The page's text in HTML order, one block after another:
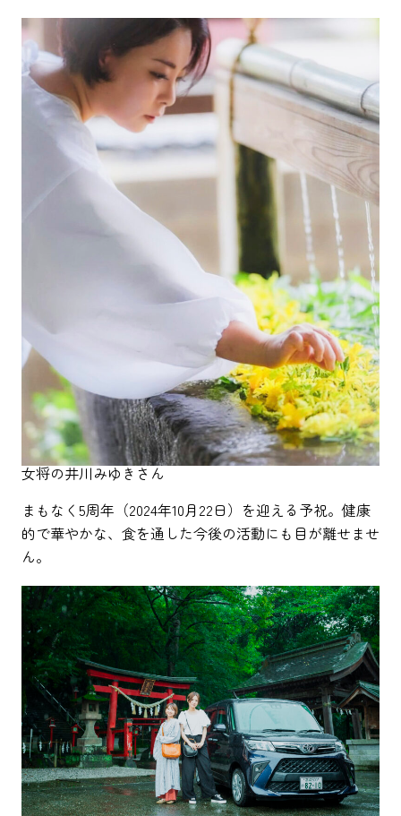
女将の井川みゆきさん
まもなく5周年（2024年10月22日）を迎える予祝。健康
的で華やかな、食を通した今後の活動にも目が離せませ
ん。